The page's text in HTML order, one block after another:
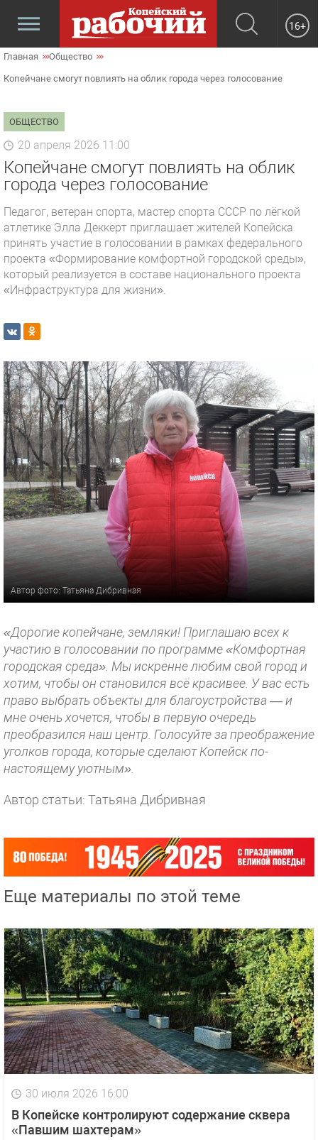
16+
Главная Общество
Копейчане смогут повлиять на облик города через голосование
ОБЩЕСТВО
20 апреля 2026 11:00
Копейчане смогут повлиять на облик
города через голосование
Педагог, ветеран спорта, мастер спорта СССР по лёгкой
атлетике Элла Деккерт приглашает жителей Копейска
принять участие в голосовании в рамках федерального
проекта «Формирование комфортной городской среды»,
который реализуется в составе национального проекта
«Инфраструктура для жизни».
Автор фото: Татьяна Дибривная
«Дорогие копейчане, земляки! Приглашаю всех к
участию в голосовании по программе «Комфортная
городская среда». Мы искренне любим свой город и
хотим, чтобы он становился всё красивее. У вас есть
право выбрать объекты для благоустройства — и
мне очень хочется, чтобы в первую очередь
преобразился наш центр. Голосуйте за преображение
уголков города, которые сделают Копейск по-
настоящему уютным».
Автор статьи: Татьяна Дибривная
Еще материалы по этой теме
30 июля 2026 16:00
В Копейске контролируют содержание сквера
«Павшим шахтерам»